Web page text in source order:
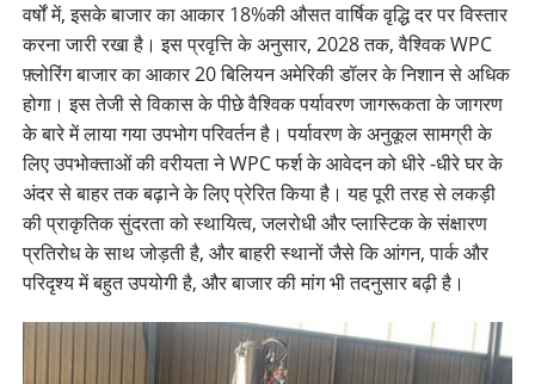
वर्षों में, इसके बाजार का आकार 18%की औसत वार्षिक वृद्धि दर पर विस्तार
करना जारी रखा है। इस प्रवृत्ति के अनुसार, 2028 तक, वैश्विक WPC
फ़्लोरिंग बाजार का आकार 20 बिलियन अमेरिकी डॉलर के निशान से अधिक
होगा। इस तेजी से विकास के पीछे वैश्विक पर्यावरण जागरूकता के जागरण
के बारे में लाया गया उपभोग परिवर्तन है। पर्यावरण के अनुकूल सामग्री के
लिए उपभोक्ताओं की वरीयता ने WPC फर्श के आवेदन को धीरे -धीरे घर के
अंदर से बाहर तक बढ़ाने के लिए प्रेरित किया है। यह पूरी तरह से लकड़ी
की प्राकृतिक सुंदरता को स्थायित्व, जलरोधी और प्लास्टिक के संक्षारण
प्रतिरोध के साथ जोड़ती है, और बाहरी स्थानों जैसे कि आंगन, पार्क और
परिदृश्य में बहुत उपयोगी है, और बाजार की मांग भी तदनुसार बढ़ी है।